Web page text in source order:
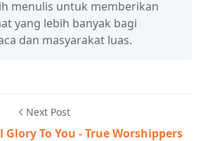
menulis untuk memberikan
yang lebih banyak bagi
dan masyarakat luas.
Next Post
To You - True Worshippers